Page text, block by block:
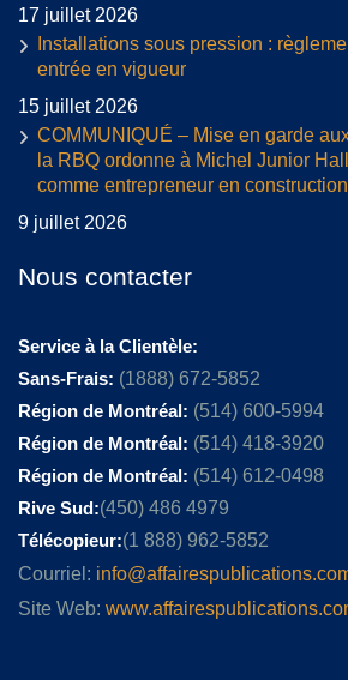
17 juillet 2026
Installations sous pression :
entrée en vigueur
15 juillet 2026
COMMUNIQUÉ – Mise en garde
la RBQ ordonne à Michel Junior
comme entrepreneur en construction
9 juillet 2026
Nous contacter
Service à la Clientèle:
Sans-Frais: (1888) 672-5852
Région de Montréal: (514) 600-5994
Région de Montréal: (514) 418-3920
Région de Montréal: (514) 612-0498
Rive Sud:(450) 486 4979
Télécopieur:(1 888) 962-5852
Courriel:
Site Web: